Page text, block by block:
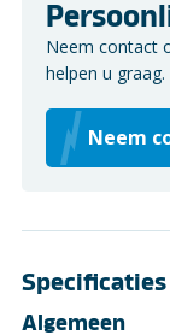
Neem contact
helpen u graag.
Neem
Specificaties
Algemeen